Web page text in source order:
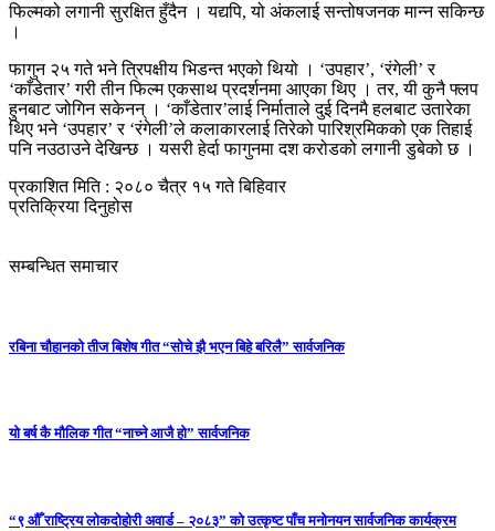
फिल्मको लगानी सुरक्षित हुँदैन । यद्यपि, यो अंकलाई सन्तोषजनक मान्न सकिन्छ
।
फागुन २५ गते भने त्रिपक्षीय भिडन्त भएको थियो । ‘उपहार’, ‘रंगेली’ र
‘काँडेतार’ गरी तीन फिल्म एकसाथ प्रदर्शनमा आएका थिए । तर, यी कुनै फ्लप
हुनबाट जोगिन सकेनन् । ‘काँडेतार’लाई निर्माताले दुई दिनमै हलबाट उतारेका
थिए भने ‘उपहार’ र ‘रंगेली’ले कलाकारलाई तिरेको पारिश्रमिकको एक तिहाई
पनि नउठाउने देखिन्छ । यसरी हेर्दा फागुनमा दश करोडको लगानी डुबेको छ ।
प्रकाशित मिति : २०८० चैत्र १५ गते बिहिवार
प्रतिक्रिया दिनुहोस
सम्बन्धित समाचार
रबिना चौहानको तीज बिशेष गीत “सोचे झै भएन बिहे बरिलै” सार्वजनिक
यो बर्ष कै मौलिक गीत “नाच्ने आजै हो” सार्वजनिक
“९ औँ राष्ट्रिय लोकदोहोरी अवार्ड – २०८३” को उत्कृष्ट पाँच मनोनयन सार्वजनिक कार्यक्रम